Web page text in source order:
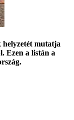
helyzetét mutatja
Ezen a listán a